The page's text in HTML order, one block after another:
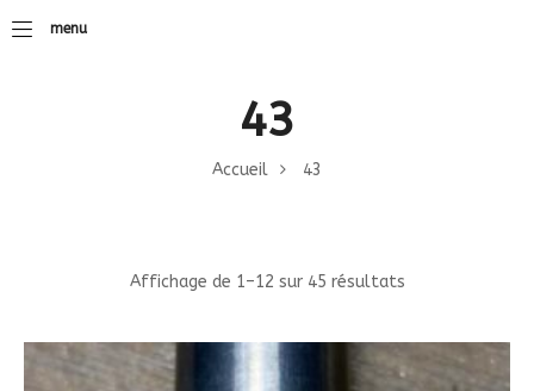
menu
Accueil 43
43
Affichage de 1–12 sur 45 résultats